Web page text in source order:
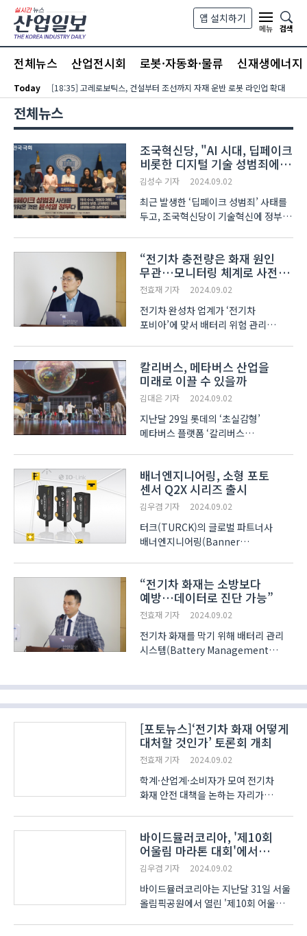
본문 바로가기
앱 설치하기
메뉴
검색
전체뉴스 산업전시회 로봇·자동화·물류 신재생에너지
Today [18:35] 고레로보틱스, 건설부터 조선까지 자재 운반 로봇 라인업 확대
전체뉴스
조국혁신당, "AI 시대, 딥페이크
비롯한 디지털 기술 성범죄에
정부 대응 시급"
김성수 기자 2024.09.02
최근 발생한 ‘딥페이크 성범죄’ 사태를
두고, 조국혁신당이 기술혁신에 정부의
여성위원회(이하 여성위)의 이해민,
신장식, 김준형, 김재원, 김선민, 강경숙
정춘생..
“전기차 충전량은 화재 원인
무관…모니터링 체계로 사전
대응”
전효재 기자 2024.09.02
전기차 완성차 업계가 ‘전기차
포비아’에 맞서 배터리 위험 관리
미세한 변화를 포착하고, 이상을
감지하면 사용자에게 알리는 식이다.
홍기철 현대자동차 배터리성능개발실
상무는 2일..
칼리버스, 메타버스 산업을
미래로 이끌 수 있을까
김대은 기자 2024.09.02
지난달 29일 롯데의 ‘초실감형’
메타버스 플랫폼 ‘칼리버스
(롯데정보통신)가 2021년 7월 인수한
‘칼리버스’가 제공하는 서비스로,
‘새로운 가상 세계로 떠나는 여행’을 ..
배너엔지니어링, 소형 포토
센서 Q2X 시리즈 출시
김우겸 기자 2024.09.02
터크(TURCK)의 글로벌 파트너사
배너엔지니어링(Banner
좁은 공간에서도 정밀한 대상 감지가
가능하며, 최대 3m의 감지 범위를
제공해 기존 모델보다 약 4배 긴 감지
거리를 지원..
“전기차 화재는 소방보다
예방…데이터로 진단 가능”
전효재 기자 2024.09.02
전기차 화재를 막기 위해 배터리 관리
시스템(Battery Management
(BaaS) 진단 플랫폼 등 실효성 있는
대책을 마련해야 한다는 전문가 제언이
나왔다. 한세경 경북대학교 전기공학과
..
[포토뉴스]‘전기차 화재 어떻게
대처할 것인가’ 토론회 개최
전효재 기자 2024.09.02
학계·산업계·소비자가 모여 전기차
화재 안전 대책을 논하는 자리가
활성화’ 토론회가 2일
국회의원회관에서 진행됐다. 최근
인천에서 발생한 전기차 화재사건 이후
바이드뮬러코리아, '제10회
어울림 마라톤 대회'에서
봉사활동 참여
김우겸 기자 2024.09.02
바이드뮬러코리아는 지난달 31일 서울
올림픽공원에서 열린 '제10회 어울림